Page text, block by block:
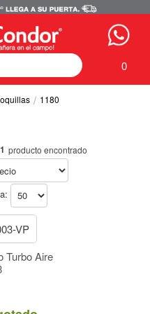
0
1180
1 producto encontrado
Turbo Aire